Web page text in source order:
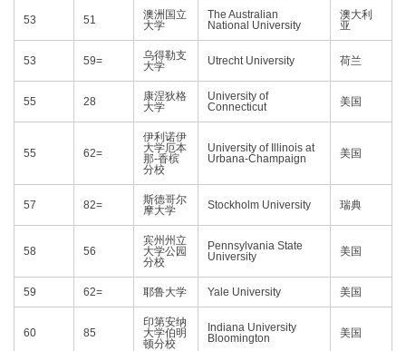
53 51
澳洲国立
大学
The Australian
National University
澳大利
亚
53 59=
乌得勒支
大学
Utrecht University 荷兰
55 28
康涅狄格
大学
University of
Connecticut
美国
55 62=
伊利诺伊
大学厄本
那-香槟
分校
University of Illinois at
Urbana-Champaign
美国
57 82=
斯德哥尔
摩大学
Stockholm University 瑞典
58 56
宾州州立
大学公园
分校
Pennsylvania State
University
美国
59 62= 耶鲁大学 Yale University 美国
60 85
印第安纳
大学伯明
顿分校
Indiana University
Bloomington
美国